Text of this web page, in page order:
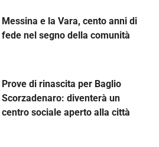
Messina e la Vara, cento anni di
fede nel segno della comunità
Prove di rinascita per Baglio
Scorzadenaro: diventerà un
centro sociale aperto alla città